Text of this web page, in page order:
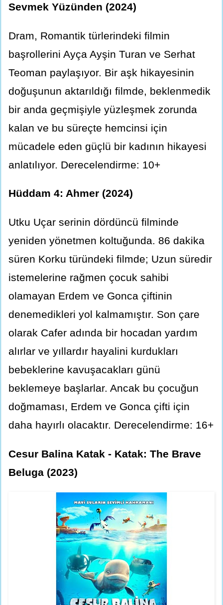
Sevmek Yüzünden (2024)
Dram, Romantik türlerindeki filmin
başrollerini Ayça Ayşin Turan ve Serhat
Teoman paylaşıyor. Bir aşk hikayesinin
doğuşunun aktarıldığı filmde, beklenmedik
bir anda geçmişiyle yüzleşmek zorunda
kalan ve bu süreçte hemcinsi için
mücadele eden güçlü bir kadının hikayesi
anlatılıyor. Derecelendirme: 10+
Hüddam 4: Ahmer (2024)
Utku Uçar serinin dördüncü filminde
yeniden yönetmen koltuğunda. 86 dakika
süren Korku türündeki filmde; Uzun süredir
istemelerine rağmen çocuk sahibi
olamayan Erdem ve Gonca çiftinin
denemedikleri yol kalmamıştır. Son çare
olarak Cafer adında bir hocadan yardım
alırlar ve yıllardır hayalini kurdukları
bebeklerine kavuşacakları günü
beklemeye başlarlar. Ancak bu çocuğun
doğmaması, Erdem ve Gonca çifti için
daha hayırlı olacaktır. Derecelendirme: 16+
Cesur Balina Katak - Katak: The Brave
Beluga (2023)